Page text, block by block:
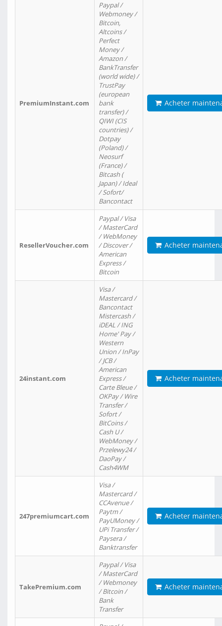
PremiumInstant.com
Paypal /
Webmoney /
Bitcoin,
Altcoins /
Perfect
Money /
Amazon /
BankTransfer
(world wide) /
TrustPay
(european
bank
transfer) /
QIWI (CIS
countries) /
Dotpay
(Poland) /
Neosurf
(France) /
Bitcash (
Japan) / Ideal
/ Sofort/
Bancontact
Acheter
ResellerVoucher.com
Paypal / Visa
/ MasterCard
/ WebMoney
/ Discover /
American
Express /
Bitcoin
Acheter
24instant.com
Visa /
Mastercard /
Bancontact
Mistercash /
iDEAL / ING
Home' Pay /
Western
Union / InPay
/ JCB /
American
Express /
Carte Bleue /
OKPay / Wire
Transfer /
Sofort /
BitCoins /
Cash U /
WebMoney /
Przelewy24 /
DaoPay /
Cash4WM
Acheter
247premiumcart.com
Visa /
Mastercard /
CCAvenue /
Paytm /
PayUMoney /
UPi Transfer /
Paysera /
Banktransfer
Acheter
TakePremium.com
Paypal / Visa
/ MasterCard
/ Webmoney
/ Bitcoin /
Bank
Transfer
Acheter